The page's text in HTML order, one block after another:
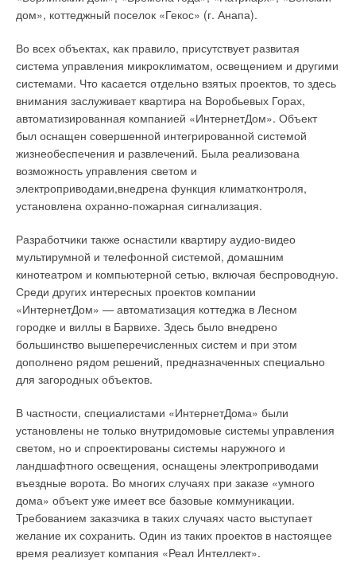
дом», коттеджный поселок «Гекос» (г. Анапа).
Во всех объектах, как правило, присутствует развитая
система управления микроклиматом, освещением и другими
системами. Что касается отдельно взятых проектов, то здесь
внимания заслуживает квартира на Воробьевых Горах,
автоматизированная компанией «ИнтернетДом». Объект
был оснащен совершенной интегрированной системой
жизнеобеспечения и развлечений. Была реализована
возможность управления светом и
электроприводами,внедрена функция климатконтроля,
установлена охранно-пожарная сигнализация.
Разработчики также оснастили квартиру аудио-видео
мультирумной и телефонной системой, домашним
кинотеатром и компьютерной сетью, включая беспроводную.
Среди других интересных проектов компании
«ИнтернетДом» — автоматизация коттеджа в Лесном
городке и виллы в Барвихе. Здесь было внедрено
большинство вышеперечисленных систем и при этом
дополнено рядом решений, предназначенных специально
для загородных объектов.
В частности, специалистами «ИнтернетДома» были
установлены не только внутридомовые системы управления
светом, но и спроектированы системы наружного и
ландшафтного освещения, оснащены электроприводами
въездные ворота. Во многих случаях при заказе «умного
дома» объект уже имеет все базовые коммуникации.
Требованием заказчика в таких случаях часто выступает
желание их сохранить. Один из таких проектов в настоящее
время реализует компания «Реал Интеллект».
бросать вызов небесам…» .
Сказка, как известно, ложь. Но в данном случае она
повествует о реальных вещах. Руины дворца, великих садов
и даже несколько изображений девадаси сохранились до
наших дней. Увы, следы знаменитых фонтанов беспощадное
время уничтожило полностью. Но технология, с помощью
которой вода образовывала великолепные каскады, известна
издревле и даже находит себе применение в наши дни.
Она основана на общеизвестном физическом принципе
сообщающихся сосудов — в двух емкостях, соединенных
одной плоскости. Поэтому если верхний резервуар
наполнить водой, вода из узкого трубопровода в нижнем
вырвется наружу с достаточнойсилой, чтобы образовать
высокую струю. Примером такой конструкции может служить
знаменитый Петергоф.
Этот комплекс уникален тем, что подача воды в системы
производится за счет естественного перепада высот,
благодаря уникальной системе каналов. Хотя и с некоторой
большие фонтаны. Там в качестве «рабов» используются
мощные насосы, иногда выполненные по специальному
заказу. Они обеспечивают постоянный напор воды в
резервуаре, создавая непередаваемой красоты танец
хрустальных струй, действительно напоминающий о
«фонтанах Рая».
Например, подобный уникальный фонтан, названный
«Музыка Славы», работает в Москве, на Волгоградском
→
Системы кондиционирования VRF — рост и
продвижение
→
Системы кондиционирования Toshiba SMMS-e — всё для
проектировщика
Кондиционеры Toshiba — новинки 2017 года
ЖУРНАЛ СОК АПРЕЛЬ 2017
→
Новые мультизональные системы кондиционирования
Toshiba SMMS-e
ЖУРНАЛ СОК АПРЕЛЬ 2016
Уведомления отключены
Комментарии
В этой теме еще нет комментариев
Ваше имя *
Ваш E-mail *
Текст комментария